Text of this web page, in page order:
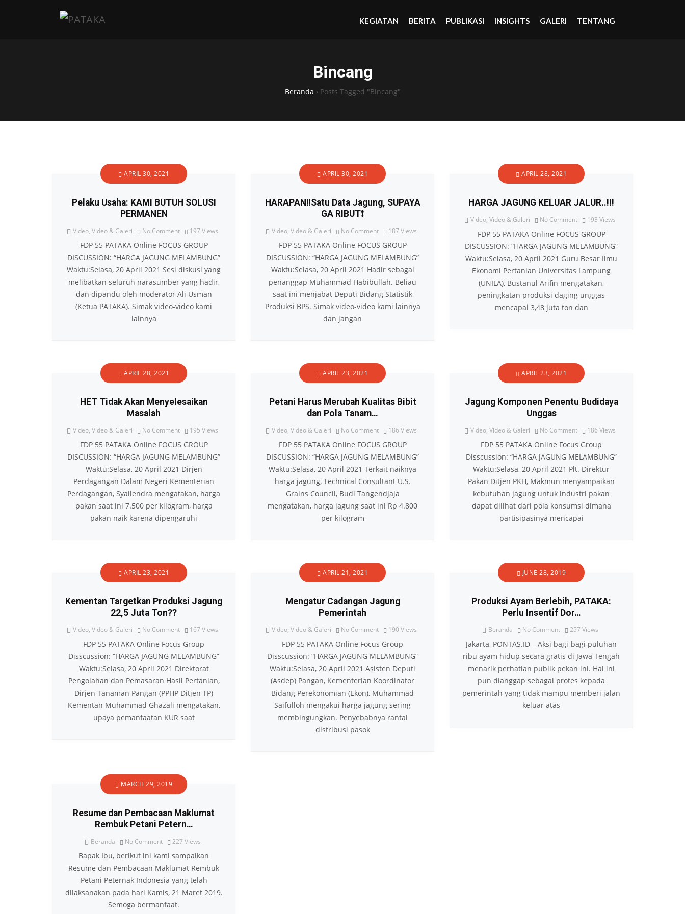
KEGIATAN BERITA PUBLIKASI INSIGHTS GALERI TENTANG
Bincang
Beranda › Posts Tagged "Bincang"
APRIL 30, 2021
Pelaku Usaha: KAMI BUTUH SOLUSI
PERMANEN
Video, Video & Galeri No Comment 197 Views
FDP 55 PATAKA Online FOCUS GROUP
DISCUSSION: “HARGA JAGUNG MELAMBUNG”
Waktu:Selasa, 20 April 2021 Sesi diskusi yang
melibatkan seluruh narasumber yang hadir,
dan dipandu oleh moderator Ali Usman
(Ketua PATAKA). Simak video-video kami
lainnya
APRIL 30, 2021
HARAPAN‼️Satu Data Jagung, SUPAYA
GA RIBUT❗
Video, Video & Galeri No Comment 187 Views
FDP 55 PATAKA Online FOCUS GROUP
DISCUSSION: “HARGA JAGUNG MELAMBUNG”
Waktu:Selasa, 20 April 2021 Hadir sebagai
penanggap Muhammad Habibullah. Beliau
saat ini menjabat Deputi Bidang Statistik
Produksi BPS. Simak video-video kami lainnya
dan jangan
APRIL 28, 2021
HARGA JAGUNG KELUAR JALUR..!!!
Video, Video & Galeri No Comment 193 Views
FDP 55 PATAKA Online FOCUS GROUP
DISCUSSION: “HARGA JAGUNG MELAMBUNG”
Waktu:Selasa, 20 April 2021 Guru Besar Ilmu
Ekonomi Pertanian Universitas Lampung
(UNILA), Bustanul Arifin mengatakan,
peningkatan produksi daging unggas
mencapai 3,48 juta ton dan
APRIL 28, 2021
HET Tidak Akan Menyelesaikan
Masalah
Video, Video & Galeri No Comment 195 Views
FDP 55 PATAKA Online FOCUS GROUP
DISCUSSION: “HARGA JAGUNG MELAMBUNG”
Waktu:Selasa, 20 April 2021 Dirjen
Perdagangan Dalam Negeri Kementerian
Perdagangan, Syailendra mengatakan, harga
pakan saat ini 7.500 per kilogram, harga
pakan naik karena dipengaruhi
APRIL 23, 2021
Petani Harus Merubah Kualitas Bibit
dan Pola Tanam…
Video, Video & Galeri No Comment 186 Views
FDP 55 PATAKA Online FOCUS GROUP
DISCUSSION: “HARGA JAGUNG MELAMBUNG”
Waktu:Selasa, 20 April 2021 Terkait naiknya
harga jagung, Technical Consultant U.S.
Grains Council, Budi Tangendjaja
mengatakan, harga jagung saat ini Rp 4.800
per kilogram
APRIL 23, 2021
Jagung Komponen Penentu Budidaya
Unggas
Video, Video & Galeri No Comment 186 Views
FDP 55 PATAKA Online Focus Group
Disscussion: “HARGA JAGUNG MELAMBUNG”
Waktu:Selasa, 20 April 2021 Plt. Direktur
Pakan Ditjen PKH, Makmun menyampaikan
kebutuhan jagung untuk industri pakan
dapat dilihat dari pola konsumsi dimana
partisipasinya mencapai
APRIL 23, 2021
Kementan Targetkan Produksi Jagung
22,5 Juta Ton??
Video, Video & Galeri No Comment 167 Views
FDP 55 PATAKA Online Focus Group
Disscussion: “HARGA JAGUNG MELAMBUNG”
Waktu:Selasa, 20 April 2021 Direktorat
Pengolahan dan Pemasaran Hasil Pertanian,
Dirjen Tanaman Pangan (PPHP Ditjen TP)
Kementan Muhammad Ghazali mengatakan,
upaya pemanfaatan KUR saat
APRIL 21, 2021
Mengatur Cadangan Jagung
Pemerintah
Video, Video & Galeri No Comment 190 Views
FDP 55 PATAKA Online Focus Group
Disscussion: “HARGA JAGUNG MELAMBUNG”
Waktu:Selasa, 20 April 2021 Asisten Deputi
(Asdep) Pangan, Kementerian Koordinator
Bidang Perekonomian (Ekon), Muhammad
Saifulloh mengakui harga jagung sering
membingungkan. Penyebabnya rantai
distribusi pasok
JUNE 28, 2019
Produksi Ayam Berlebih, PATAKA:
Perlu Insentif Dor…
Beranda No Comment 257 Views
Jakarta, PONTAS.ID – Aksi bagi-bagi puluhan
ribu ayam hidup secara gratis di Jawa Tengah
menarik perhatian publik pekan ini. Hal ini
pun dianggap sebagai protes kepada
pemerintah yang tidak mampu memberi jalan
keluar atas
MARCH 29, 2019
Resume dan Pembacaan Maklumat
Rembuk Petani Petern…
Beranda No Comment 227 Views
Bapak Ibu, berikut ini kami sampaikan
Resume dan Pembacaan Maklumat Rembuk
Petani Peternak Indonesia yang telah
dilaksanakan pada hari Kamis, 21 Maret 2019.
Semoga bermanfaat.